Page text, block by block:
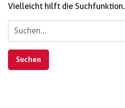
Nürtingen
Vielleicht hilft die Suchfunktion.
Suchen
nach: